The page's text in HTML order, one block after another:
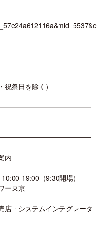
祭日を除く）
内
19:00（9:30開場）
ー東京
・システムインテグレータ